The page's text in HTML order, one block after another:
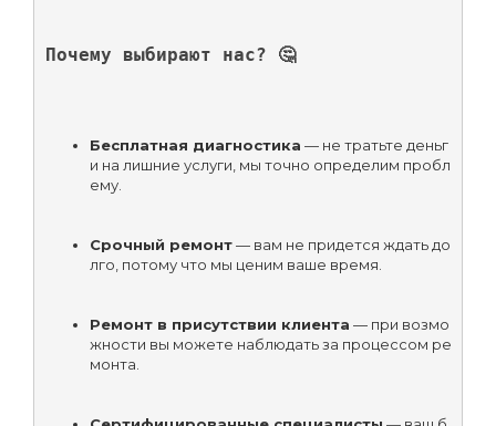
Почему выбирают нас? 🤔
Бесплатная диагностика — не тратьте деньг
и на лишние услуги, мы точно определим пробл
ему.
Срочный ремонт — вам не придется ждать до
лго, потому что мы ценим ваше время.
Ремонт в присутствии клиента — при возмо
жности вы можете наблюдать за процессом ре
монта.